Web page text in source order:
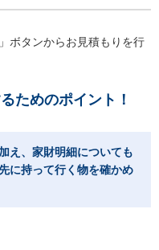
ボタンからお見積もりを行
ためのポイント！
え、家財明細についても
に持って行く物を確かめ